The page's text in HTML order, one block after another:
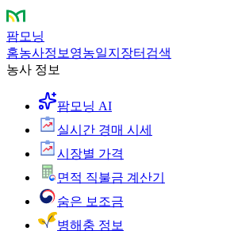
팜모닝
홈농사정보 영농일지 장터 검색
농사 정보
팜모닝 AI
실시간 경매 시세
시장별 가격
면적 직불금 계산기
숨은 보조금
병해충 정보